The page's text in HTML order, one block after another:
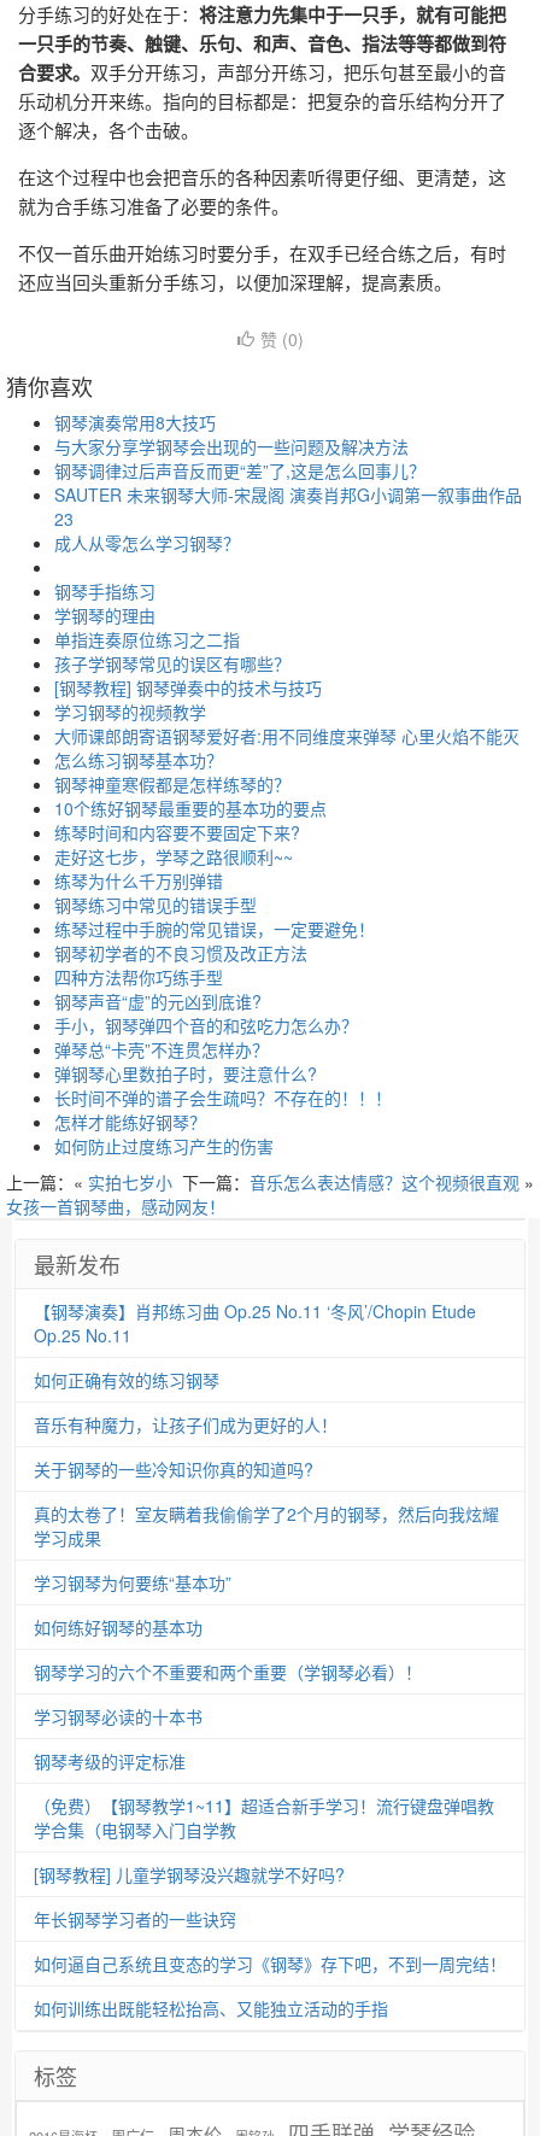
分手练习的好处在于： 将注意力先集中于一只手，就有可能把
一只手的节奏、触键、乐句、和声、音色、指法等等都做到符
合要求。 双手分开练习，声部分开练习，把乐句甚至最小的音
乐动机分开来练。指向的目标都是：把复杂的音乐结构分开了
逐个解决，各个击破。
在这个过程中也会把音乐的各种因素听得更仔细、更清楚，这
就为合手练习准备了必要的条件。
不仅一首乐曲开始练习时要分手，在双手已经合练之后，有时
还应当回头重新分手练习，以便加深理解，提高素质。
赞 (0)
猜你喜欢
钢琴演奏常用8大技巧
与大家分享学钢琴会出现的一些问题及解决方法
钢琴调律过后声音反而更“差”了,这是怎么回事儿？
SAUTER 未来钢琴大师-宋晟阁 演奏肖邦G小调第一叙事曲作品
23
成人从零怎么学习钢琴？
钢琴手指练习
学钢琴的理由
单指连奏原位练习之二指
孩子学钢琴常见的误区有哪些？
[钢琴教程] 钢琴弹奏中的技术与技巧
学习钢琴的视频教学
大师课郎朗寄语钢琴爱好者:用不同维度来弹琴 心里火焰不能灭
怎么练习钢琴基本功？
钢琴神童寒假都是怎样练琴的？
10个练好钢琴最重要的基本功的要点
练琴时间和内容要不要固定下来?
走好这七步，学琴之路很顺利~~
练琴为什么千万别弹错
钢琴练习中常见的错误手型
练琴过程中手腕的常见错误，一定要避免！
钢琴初学者的不良习惯及改正方法
四种方法帮你巧练手型
钢琴声音“虚”的元凶到底谁?
手小，钢琴弹四个音的和弦吃力怎么办？
弹琴总“卡壳”不连贯怎样办？
弹钢琴心里数拍子时，要注意什么?
长时间不弹的谱子会生疏吗？不存在的！！！
怎样才能练好钢琴？
如何防止过度练习产生的伤害
下一篇： 音乐怎么表达情感？这个视频很直观 »
上一篇：« 实拍七岁小
女孩一首钢琴曲，感动网友！
最新发布
【钢琴演奏】肖邦练习曲 Op.25 No.11 ‘冬风’/Chopin Etude
Op.25 No.11
如何正确有效的练习钢琴
音乐有种魔力，让孩子们成为更好的人！
关于钢琴的一些冷知识你真的知道吗?
真的太卷了！室友瞒着我偷偷学了2个月的钢琴，然后向我炫耀
学习成果
学习钢琴为何要练“基本功”
如何练好钢琴的基本功
钢琴学习的六个不重要和两个重要（学钢琴必看）！
学习钢琴必读的十本书
钢琴考级的评定标准
（免费）【钢琴教学1~11】超适合新手学习！流行键盘弹唱教
学合集（电钢琴入门自学教
[钢琴教程] 儿童学钢琴没兴趣就学不好吗?
年长钢琴学习者的一些诀窍
如何逼自己系统且变态的学习《钢琴》存下吧，不到一周完结！
如何训练出既能轻松抬高、又能独立活动的手指
标签